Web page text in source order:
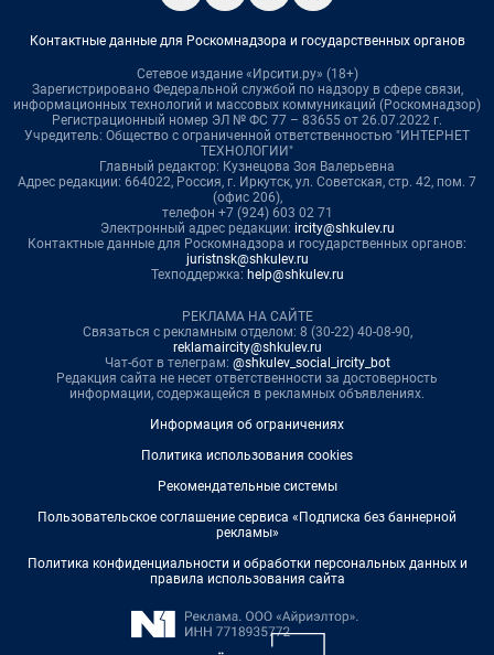
Контактные данные для Роскомнадзора и государственных органов
Сетевое издание «Ирсити.ру» (18+)
Зарегистрировано Федеральной службой по надзору в сфере связи,
информационных технологий и массовых коммуникаций (Роскомнадзор)
Регистрационный номер ЭЛ № ФС 77 – 83655 от 26.07.2022 г.
Учредитель: Общество с ограниченной ответственностью "ИНТЕРНЕТ
ТЕХНОЛОГИИ"
Главный редактор: Кузнецова Зоя Валерьевна
Адрес редакции: 664022, Россия, г. Иркутск, ул. Советская, стр. 42, пом. 7
(офис 206),
телефон +7 (924) 603 02 71
Электронный адрес редакции: ircity@shkulev.ru
Контактные данные для Роскомнадзора и государственных органов:
juristnsk@shkulev.ru
Техподдержка: help@shkulev.ru
РЕКЛАМА НА САЙТЕ
Связаться с рекламным отделом: 8 (30-22) 40-08-90,
reklamaircity@shkulev.ru
Чат-бот в телеграм: @shkulev_social_ircity_bot
Редакция сайта не несет ответственности за достоверность
информации, содержащейся в рекламных объявлениях.
Информация об ограничениях
Политика использования cookies
Рекомендательные системы
Пользовательское соглашение сервиса «Подписка без баннерной
рекламы»
Политика конфиденциальности и обработки персональных данных и
правила использования сайта